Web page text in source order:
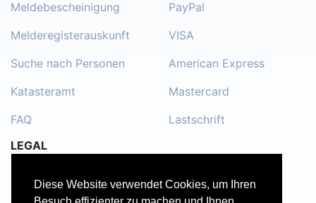
Diese Website verwendet Cookies, um Ihren
Meldebescheinigung
Melderegisterauskunft
Suche nach Personen
Katasteramt
FAQ
PayPal
VISA
American Express
Mastercard
Lastschrift
LEGAL
Kontakt